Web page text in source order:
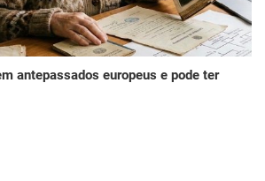
antepassados europeus e pode ter